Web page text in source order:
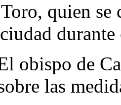
quien
durante
obispo de
las